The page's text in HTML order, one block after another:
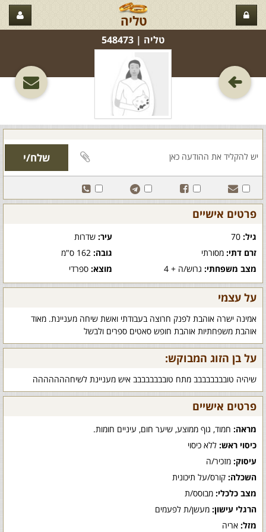
טליה
טליה‏ | 548473
פרטים אישיים
גיל: עיר:שדרות
זרם דתי: מסורתי גובה:162 ס"מ
מצב משפחתי: גרוש/ה + 4 מוצא:ספרדי
על עצמי
אמינה ישרה אוהבת לפנק חרוצה בעבודתי ואשת שיחה מעניינת. מאוד
אוהבת משפחתיות אוהבת חופש סאטים ספרים ולבשל
על בן הזוג המבוקש:
שיהיה טובבבבבבבב מתח טובבבבבבבב איש מעניינת לשיחההההההה
פרטים אישיים
מראה: חמוד, גוף ממוצע, שיער חום, עיניים חומות.
כיסוי ראש: ללא כיסוי
עיסוק: מזכיר/ה
השכלה: קורס/על תיכונית
מצב כלכלי: מבוסס/ת
הרגלי עישון: מעשן/ת לפעמים
מזל: אריה